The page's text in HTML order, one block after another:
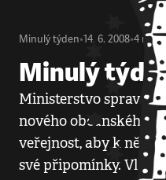
Minulý týden•14. 6. 2008•4
Minulý
Ministerstvo
nového občanského
veřejnost, aby k
své připomínky.